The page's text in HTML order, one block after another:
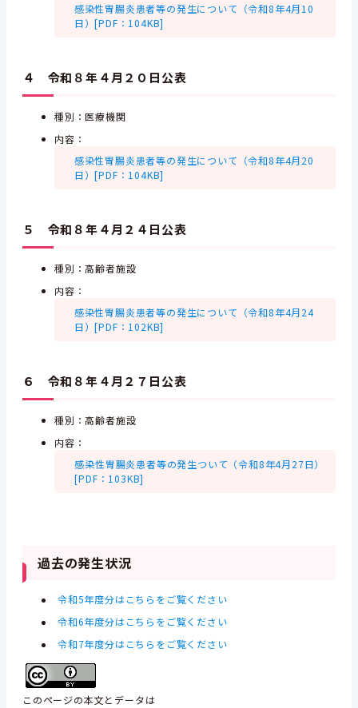
感染性胃腸炎患者等の発生について（令和8年4月10
日）[PDF：104KB]
４ 令和８年４月２０日公表
種別：医療機関
内容：
感染性胃腸炎患者等の発生について（令和8年4月20
日）[PDF：104KB]
５ 令和８年４月２４日公表
種別：高齢者施設
内容：
感染性胃腸炎患者等の発生について（令和8年4月24
日）[PDF：102KB]
６ 令和８年４月２７日公表
種別：高齢者施設
内容：
感染性胃腸炎患者等の発生ついて（令和8年4月27日）
[PDF：103KB]
過去の発生状況
令和5年度分はこちらをご覧ください
令和6年度分はこちらをご覧ください
令和7年度分はこちらをご覧ください
このページの本文とデータは